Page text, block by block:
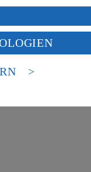
Facebook und YouTube:
Abs. 1 Satz 1 lit. a)
sieht die USA als Land
an. Es